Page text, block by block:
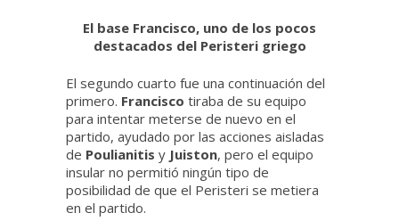
El base Francisco, uno de los pocos
destacados del Peristeri griego
El segundo cuarto fue una continuación del
primero. Francisco tiraba de su equipo
para intentar meterse de nuevo en el
partido, ayudado por las acciones aisladas
de Poulianitis y Juiston, pero el equipo
insular no permitió ningún tipo de
posibilidad de que el Peristeri se metiera
en el partido.